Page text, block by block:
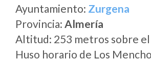
Ayuntamiento: Zurgena
Provincia: Almería
Altitud: 253 metros sobre
Huso horario de Los